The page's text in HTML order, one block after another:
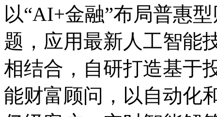
以“AI+金融”布局普惠
题，应用最新人工智能
相结合，自研打造基于
能财富顾问，以自动化